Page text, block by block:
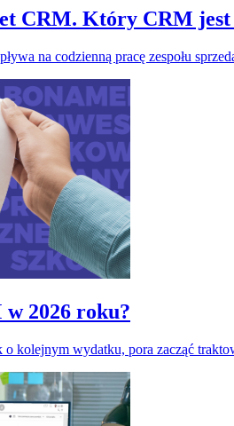
CRM. Który CRM jest
na codzienną pracę zespołu
2026 roku?
kolejnym wydatku, pora zacząć